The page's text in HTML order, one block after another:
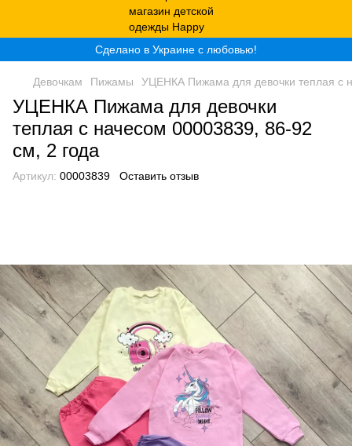
Сделано в Украине с любовью!
Девочкам Пижамы УЦЕНКА Пижама для девочки теплая с
УЦЕНКА Пижама для девочки
теплая с начесом 00003839, 86-92
см, 2 года
Артикул: 00003839 Оставить отзыв